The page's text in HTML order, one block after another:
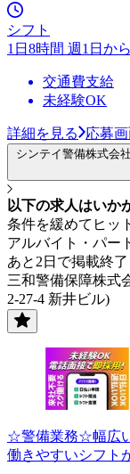
シフト
1日8時間 週1日か
交通費支給
未経験OK
詳細を見る 応募
シンテイ警備株式会
以下の求人はいか
条件を緩めてヒッ
アルバイト・パー
あと2日で掲載終了
三和警備保障株式
2-27-4 新井ビル)
☆警備業務☆幅広
働きやすいシフト